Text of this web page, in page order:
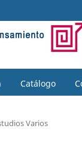
Catálogo
Varios